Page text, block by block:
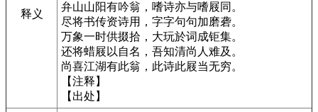
释义
弁山山阳有吟翁，嗜诗亦与嗜屐同。
尽将书传资诗用，字字句句加磨砻。
万象一时供掇拾，大玩於词成钜集。
还将蜡屐以自名，吾知清尚人难及。
尚喜江湖有此翁，此诗此屐当无穷。
【注释】
【出处】